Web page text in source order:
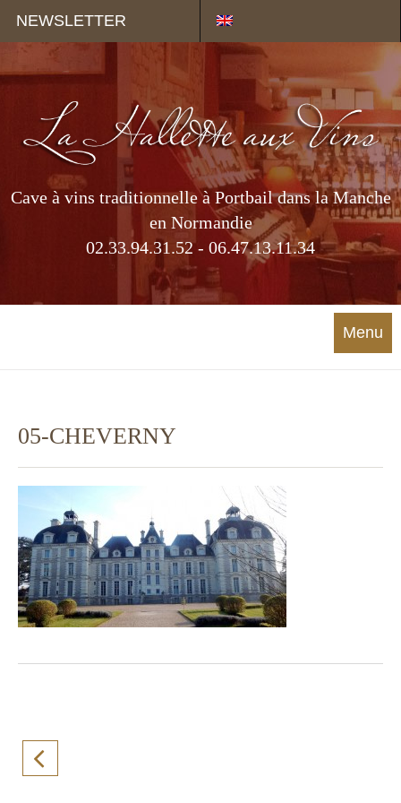
NEWSLETTER
Cave à vins traditionnelle à Portbail dans la Manche
en Normandie
02.33.94.31.52 - 06.47.13.11.34
Menu
05-CHEVERNY
Panneau de gestion des cookies